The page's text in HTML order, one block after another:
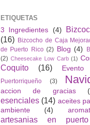
ETIQUETAS
3 Ingredientes
(4)
(16) Bizcocho de Caja
de Puerto Rico (2) Blog (4)
(2) Cheesecake Low Carb (1)
Coquito (16) Evento
Puertorriqueño
(3)
accion de gracias
esenciales (14) aceites
ambiente
(4)
artesanias en